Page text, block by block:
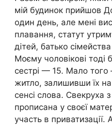
мій будинок прийшов
один день, але мені
плавання, статут
дітей, батько
Моєму чоловікові тоді
сестрі — 15. Мало того
житло, залишивши їх
сенсі слова. Свекруха
прописана у своєї
участь в